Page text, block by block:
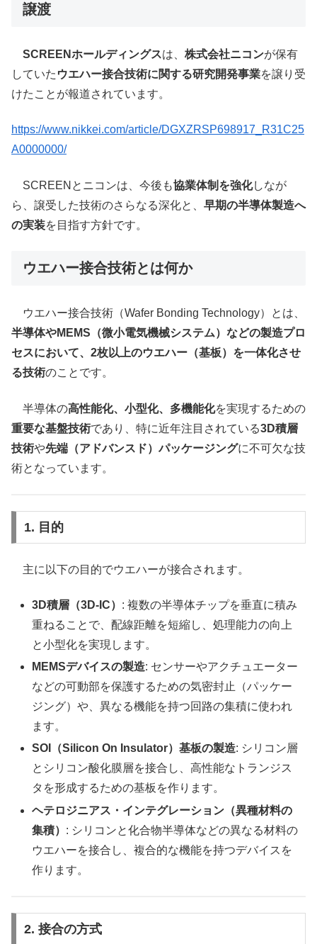
譲渡
SCREENホールディングスは、 株式会社ニコンが保有
していた ウエハー接合技術に関する研究開発事業を譲り受
けたことが報道されています。
https://www.nikkei.com/article/DGXZRSP698917_R31C25
A0000000/
SCREENとニコンは、今後も協業体制を強化しなが
ら、譲受した技術のさらなる深化と、 早期の半導体製造へ
の実装を目指す方針です。
ウエハー接合技術とは何か
ウエハー接合技術（Wafer Bonding Technology）とは、
半導体やMEMS（微小電気機械システム）などの製造プロ
セスにおいて、2枚以上のウエハー（基板）を一体化させ
る技術のことです。
半導体の高性能化、小型化、多機能化を実現するための
重要な基盤技術であり、特に近年注目されている3D積層
技術や先端（アドバンスド）パッケージングに不可欠な技
術となっています。
1. 目的
主に以下の目的でウエハーが接合されます。
3D積層（3D-IC） : 複数の半導体チップを垂直に積み
重ねることで、配線距離を短縮し、処理能力の向上
と小型化を実現します。
MEMSデバイスの製造: センサーやアクチュエーター
などの可動部を保護するための気密封止（パッケー
ジング）や、異なる機能を持つ回路の集積に使われ
ます。
SOI（Silicon On Insulator）基板の製造: シリコン層
とシリコン酸化膜層を接合し、高性能なトランジス
タを形成するための基板を作ります。
ヘテロジニアス・インテグレーション（異種材料の
集積） : シリコンと化合物半導体などの異なる材料の
ウエハーを接合し、複合的な機能を持つデバイスを
作ります。
2. 接合の方式